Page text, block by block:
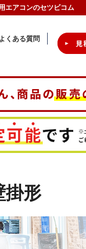
エアコンのセツビコム
よくある質問
掛形